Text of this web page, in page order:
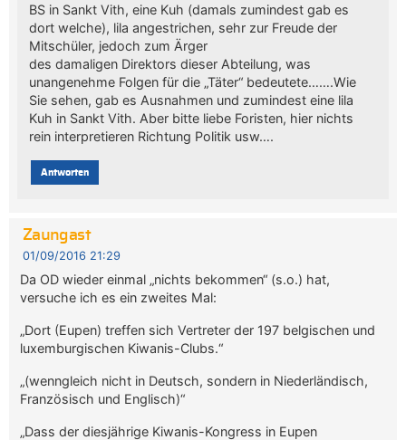
BS in Sankt Vith, eine Kuh (damals zumindest gab es
dort welche), lila angestrichen, sehr zur Freude der
Mitschüler, jedoch zum Ärger
des damaligen Direktors dieser Abteilung, was
unangenehme Folgen für die „Täter“ bedeutete…….Wie
Sie sehen, gab es Ausnahmen und zumindest eine lila
Kuh in Sankt Vith. Aber bitte liebe Foristen, hier nichts
rein interpretieren Richtung Politik usw….
Antworten
Zaungast
01/09/2016 21:29
Da OD wieder einmal „nichts bekommen“ (s.o.) hat,
versuche ich es ein zweites Mal:
„Dort (Eupen) treffen sich Vertreter der 197 belgischen und
luxemburgischen Kiwanis-Clubs.“
„(wenngleich nicht in Deutsch, sondern in Niederländisch,
Französisch und Englisch)“
„Dass der diesjährige Kiwanis-Kongress in Eupen